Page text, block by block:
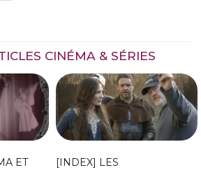
CINÉMA & SÉRIES
ET
[INDEX] LES